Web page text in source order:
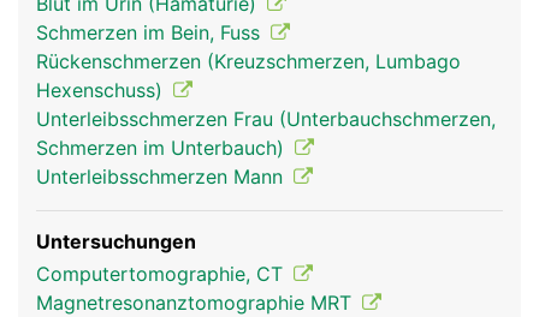
Becken Frau
Schmerzen im Bein, Fuss
Rückenschmerzen (Kreuzschmerzen, Lumbago
Hexenschuss)
Unterleibsschmerzen Frau (Unterbauchschmerzen,
Schmerzen im Unterbauch)
Unterleibsschmerzen Mann
Untersuchungen
Computertomographie, CT
Magnetresonanztomographie MRT